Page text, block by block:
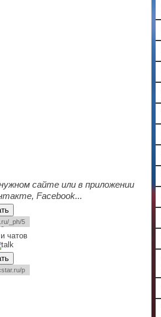
сайте или в приложении
Facebook...
чатов